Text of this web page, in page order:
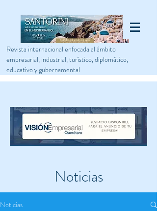
Revista internacional enfocada al ámbito
empresarial, industrial, turístico, diplomático,
educativo y gubernamental
Noticias
Noticias